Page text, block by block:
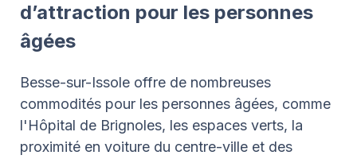
d’attraction pour les personnes
âgées
Besse-sur-Issole offre de nombreuses
commodités pour les personnes âgées, comme
l'Hôpital de Brignoles, les espaces verts, la
proximité en voiture du centre-ville et des